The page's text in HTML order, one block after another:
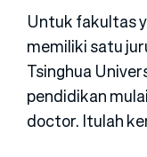
Untuk fakultas
memiliki satu
Tsinghua
pendidikan
doctor. Itulah